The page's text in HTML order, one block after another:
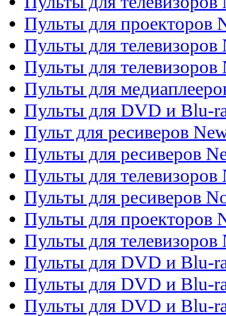
Пульты для проекторов
Пульты для телевизоров
Пульты для телевизоров
Пульты для
Пульты для DVD и Blu-
Пульт для ресиверов
Пульты для ресиверов
Пульты для телевизоров
Пульты для ресиверов
Пульты для проекторов
Пульты для телевизоров
Пульты для DVD и Blu-
Пульты для DVD и Blu-
Пульты для DVD и Blu-